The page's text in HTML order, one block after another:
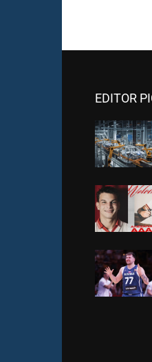
EDITOR